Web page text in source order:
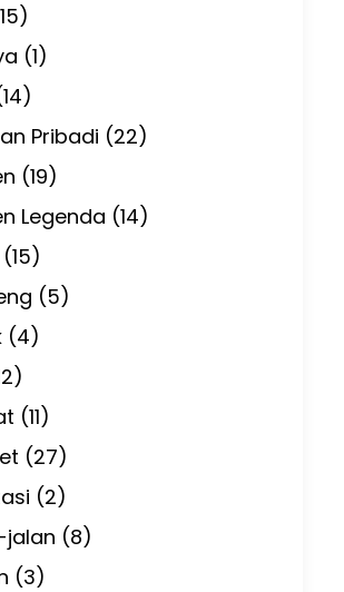
(1)
Pribadi (22)
(19)
Legenda (14)
(15)
(5)
(4)
(11)
(27)
(2)
jalan (8)
(3)